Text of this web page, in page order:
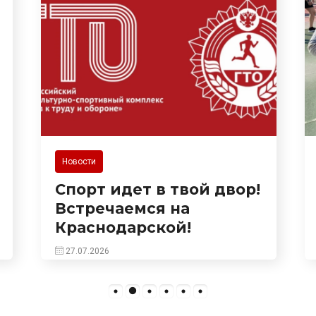
Настоящий праздник
спорта и здоровья
развернулся 25 июля на
спортивной площадке
Здесь прошла встреча в